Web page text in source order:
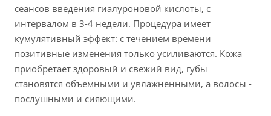
сеансов введения гиалуроновой кислоты, с
интервалом в 3-4 недели. Процедура имеет
кумулятивный эффект: с течением времени
позитивные изменения только усиливаются. Кожа
приобретает здоровый и свежий вид, губы
становятся объемными и увлажненными, а волосы -
послушными и сияющими.